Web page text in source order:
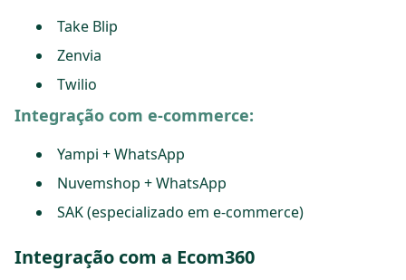
Take Blip
Zenvia
Twilio
Integração com e-commerce:
Yampi + WhatsApp
Nuvemshop + WhatsApp
SAK (especializado em e-commerce)
Integração com a Ecom360